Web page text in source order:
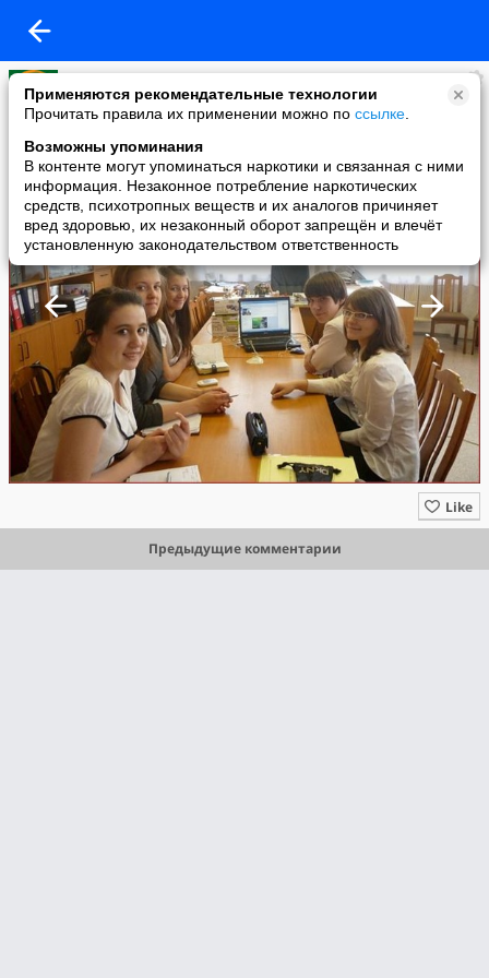
Применяются рекомендательные технологии
Прочитать правила их применении можно по ссылке
Возможны упоминания
В контенте могут упоминаться наркотики и связанная с ними
информация. Незаконное потребление наркотических
средств, психотропных веществ и их аналогов причиняет
вред здоровью, их незаконный оборот запрещён и влечёт
установленную законодательством ответственность
JA
added a photo
08 Jul в 19:57
Like
Предыдущие комментарии